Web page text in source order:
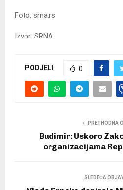
Foto: srna.rs
Izvor: SRNA
PODJELI 0
PRETHODNA
Budimir: Uskoro
organizacijama
SLEDEĆA